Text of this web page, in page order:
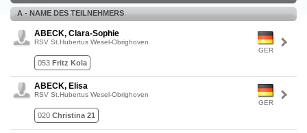
A - NAME DES TEILNEHMERS
GER
ABECK, Clara-Sophie
RSV St.Hubertus Wesel-Obrighoven
053 Fritz Kola
GER
ABECK, Elisa
RSV St.Hubertus Wesel-Obrighoven
020 Christina 21